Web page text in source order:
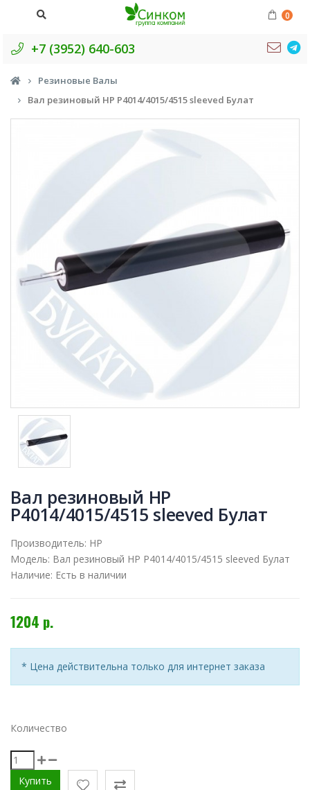
0
+7 (3952) 640-603
Резиновые Валы
Вал резиновый HP P4014/4015/4515 sleeved Булат
Вал резиновый HP
P4014/4015/4515 sleeved Булат
Производитель: HP
Модель: Вал резиновый HP P4014/4015/4515 sleeved Булат
Наличие: Есть в наличии
1204 р.
* Цена действительна только для интернет заказа
Количество